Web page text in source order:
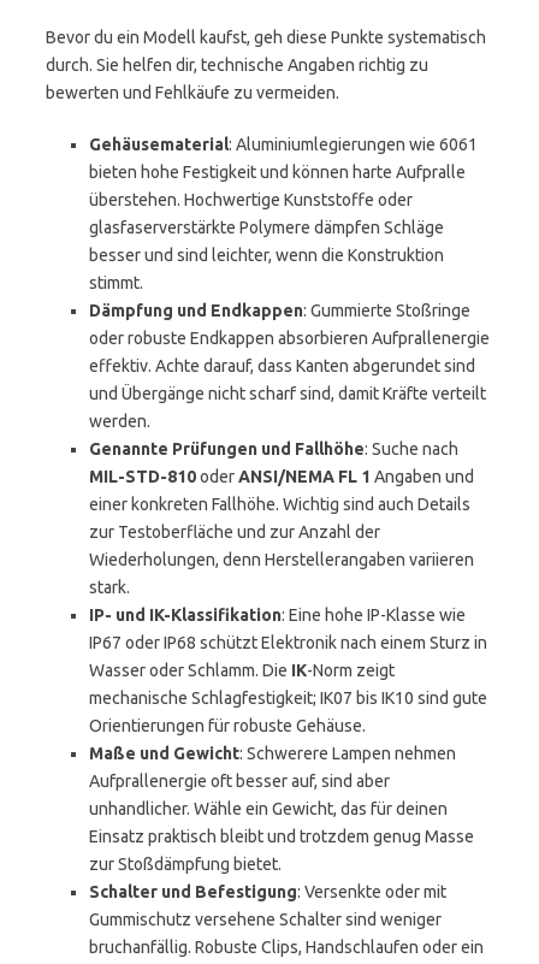
Bevor du ein Modell kaufst, geh diese Punkte systematisch
durch. Sie helfen dir, technische Angaben richtig zu
bewerten und Fehlkäufe zu vermeiden.
Gehäusematerial: Aluminiumlegierungen wie 6061
bieten hohe Festigkeit und können harte Aufpralle
überstehen. Hochwertige Kunststoffe oder
glasfaserverstärkte Polymere dämpfen Schläge
besser und sind leichter, wenn die Konstruktion
stimmt.
Dämpfung und Endkappen: Gummierte Stoßringe
oder robuste Endkappen absorbieren Aufprallenergie
effektiv. Achte darauf, dass Kanten abgerundet sind
und Übergänge nicht scharf sind, damit Kräfte verteilt
werden.
Genannte Prüfungen und Fallhöhe: Suche nach
MIL-STD-810oderANSI/NEMA FL 1 Angaben und
einer konkreten Fallhöhe. Wichtig sind auch Details
zur Testoberfläche und zur Anzahl der
Wiederholungen, denn Herstellerangaben variieren
stark.
IP- und IK-Klassifikation: Eine hohe IP-Klasse wie
IP67 oder IP68 schützt Elektronik nach einem Sturz in
Wasser oder Schlamm. Die IK-Norm zeigt
mechanische Schlagfestigkeit; IK07 bis IK10 sind gute
Orientierungen für robuste Gehäuse.
Maße und Gewicht: Schwerere Lampen nehmen
Aufprallenergie oft besser auf, sind aber
unhandlicher. Wähle ein Gewicht, das für deinen
Einsatz praktisch bleibt und trotzdem genug Masse
zur Stoßdämpfung bietet.
Schalter und Befestigung: Versenkte oder mit
Gummischutz versehene Schalter sind weniger
bruchanfällig. Robuste Clips, Handschlaufen oder ein